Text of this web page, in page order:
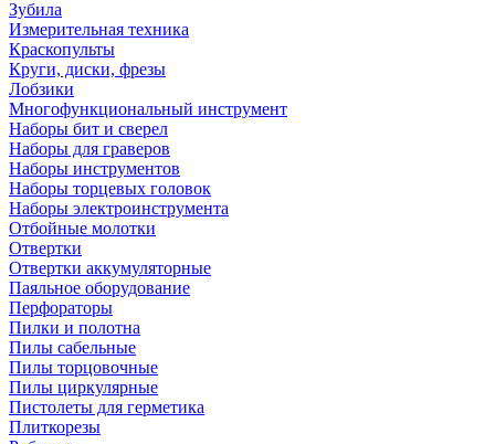
Зубила
Измерительная техника
Краскопульты
Круги, диски, фрезы
Лобзики
Многофункциональный инструмент
Наборы бит и сверел
Наборы для граверов
Наборы инструментов
Наборы торцевых головок
Наборы электроинструмента
Отбойные молотки
Отвертки
Отвертки аккумуляторные
Паяльное оборудование
Перфораторы
Пилки и полотна
Пилы сабельные
Пилы торцовочные
Пилы циркулярные
Пистолеты для герметика
Плиткорезы